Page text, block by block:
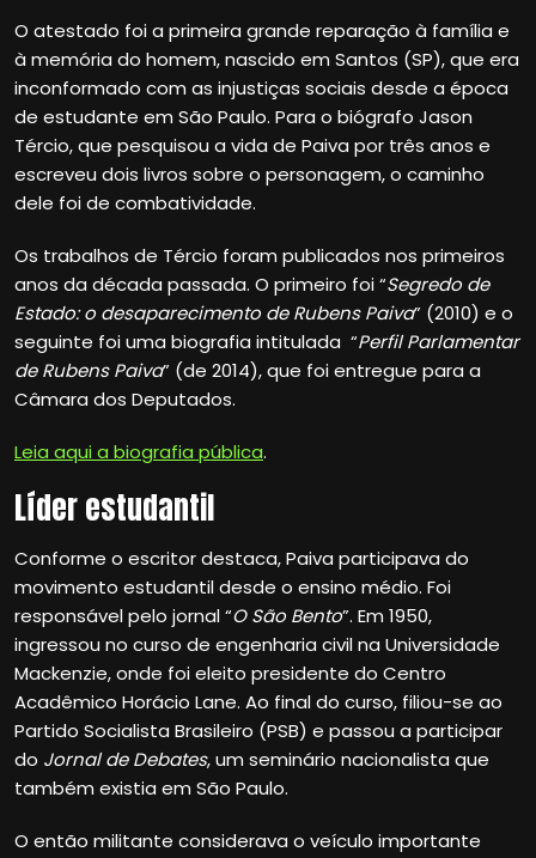
O atestado foi a primeira grande reparação à família e
à memória do homem, nascido em Santos (SP), que era
inconformado com as injustiças sociais desde a época
de estudante em São Paulo. Para o biógrafo Jason
Tércio, que pesquisou a vida de Paiva por três anos e
escreveu dois livros sobre o personagem, o caminho
dele foi de combatividade.
Os trabalhos de Tércio foram publicados nos primeiros
anos da década passada. O primeiro foi “Segredo de
Estado: o desaparecimento de Rubens Paiva” (2010) e o
seguinte foi uma biografia intitulada “Perfil Parlamentar
de Rubens Paiva” (de 2014), que foi entregue para a
Câmara dos Deputados.
Leia aqui a biografia pública.
Líder estudantil
Conforme o escritor destaca, Paiva participava do
movimento estudantil desde o ensino médio. Foi
responsável pelo jornal “O São Bento”. Em 1950,
ingressou no curso de engenharia civil na Universidade
Mackenzie, onde foi eleito presidente do Centro
Acadêmico Horácio Lane. Ao final do curso, filiou-se ao
Partido Socialista Brasileiro (PSB) e passou a participar
do Jornal de Debates, um seminário nacionalista que
também existia em São Paulo.
O então militante considerava o veículo importante